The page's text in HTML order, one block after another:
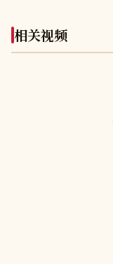
相关视频